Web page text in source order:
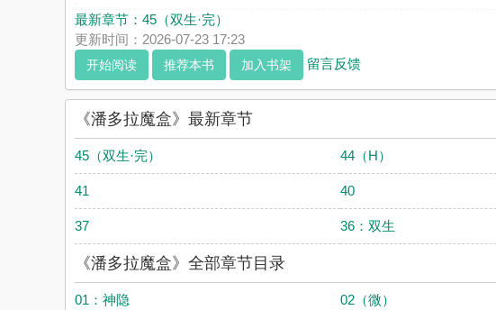
最新章节： 45（双生·完）
更新时间：2026-07-23 17:23
开始阅读 推荐本书 加入书架 留言反馈
《潘多拉魔盒》最新章节
45（双生·完） 44（H）
41 40
37 36：双生
《潘多拉魔盒》全部章节目录
01：神隐 02（微）